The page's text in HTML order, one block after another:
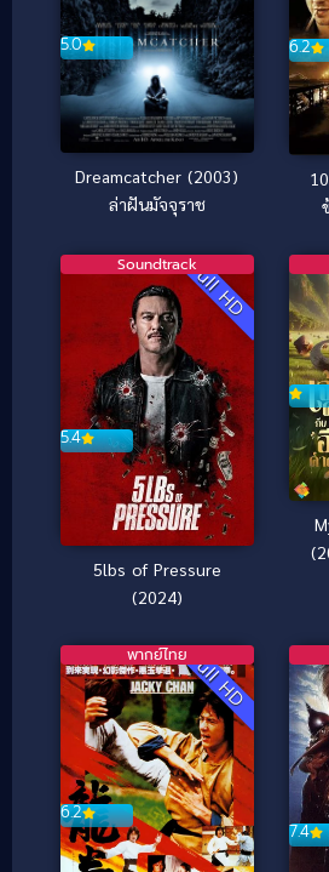
5.0
Dreamcatcher (2003)
ล่าฝันมัจจุราช
6.2
Full HD
5.4
Soundtrack
5lbs of Pressure
(2024)
Full HD
6.2
พากย์ไทย
7.4